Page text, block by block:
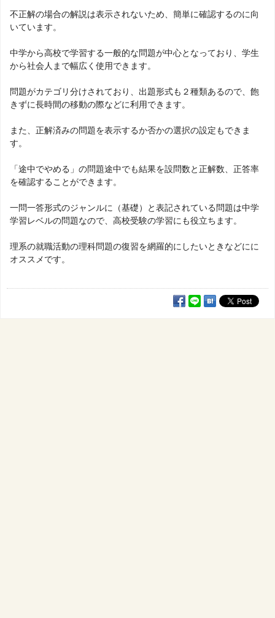
不正解の場合の解説は表示されないため、簡単に確認するのに向
いています。
中学から高校で学習する一般的な問題が中心となっており、学生
から社会人まで幅広く使用できます。
問題がカテゴリ分けされており、出題形式も２種類あるので、飽
きずに長時間の移動の際などに利用できます。
また、正解済みの問題を表示するか否かの選択の設定もできま
す。
「途中でやめる」の問題途中でも結果を設問数と正解数、正答率
を確認することができます。
一問一答形式のジャンルに（基礎）と表記されている問題は中学
学習レベルの問題なので、高校受験の学習にも役立ちます。
理系の就職活動の理科問題の復習を網羅的にしたいときなどにに
オススメです。